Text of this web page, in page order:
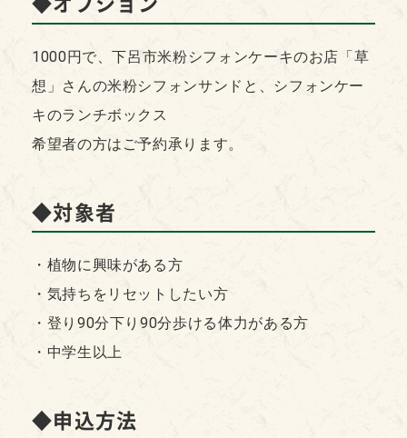
1000円で、下呂市米粉シフォンケーキのお店「草
想」さんの米粉シフォンサンドと、シフォンケー
キのランチボックス
希望者の方はご予約承ります。
◆対象者
・植物に興味がある方
・気持ちをリセットしたい方
・登り90分下り90分歩ける体力がある方
・中学生以上
◆申込方法